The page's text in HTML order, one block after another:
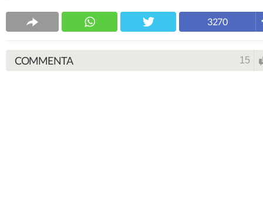
3270
COMMENTA 15